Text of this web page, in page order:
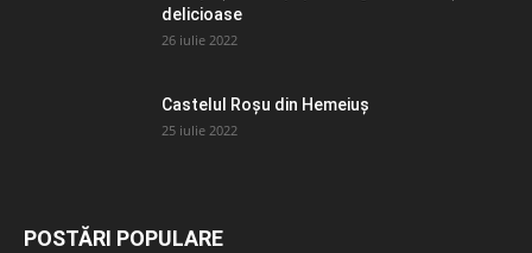
delicioase
26 iulie 2022
Castelul Roșu din Hemeiuș
25 iulie 2022
POSTĂRI POPULARE